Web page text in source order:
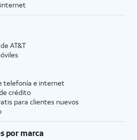
AT&T
telefonía e internet
crédito
para clientes nuevos
por marca